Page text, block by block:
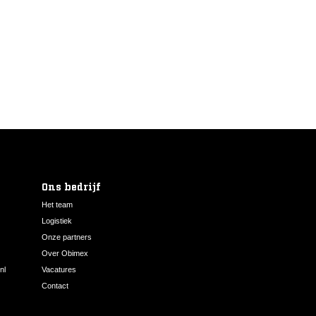
Ons bedrijf
Het team
Logistiek
Onze partners
Over Obimex
Vacatures
Contact